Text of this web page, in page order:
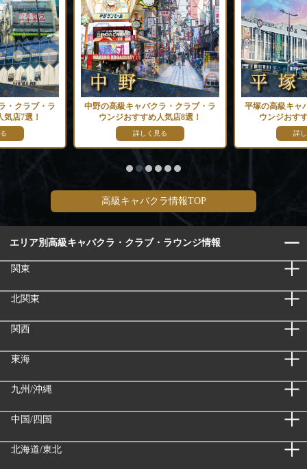
・クラブ・ラ
店7選！
中野の高級キャバクラ・クラブ・ラ
ウンジおすすめ人気店8選！
詳しく見る
平塚の高級キャ
ウンジおす
詳
高級キャバクラ情報TOP
エリア別高級キャバクラ・クラブ・ラウンジ情報
関東
北関東
関西
東海
九州/沖縄
中国/四国
北海道/東北